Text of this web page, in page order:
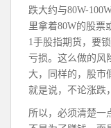
跌大约与80W-
里拿着80W的股票
1手股指期货，要
亏损。这么做的风
大，同样的，股市
就是说，不论涨跌
所以，必须清楚一